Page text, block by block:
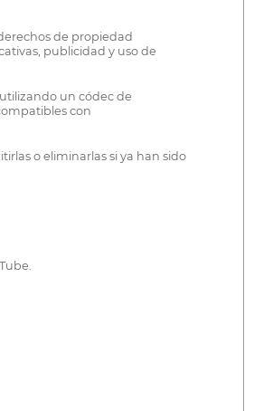
de propiedad
publicidad y uso de
un códec de
con
o eliminarlas si ya han sido